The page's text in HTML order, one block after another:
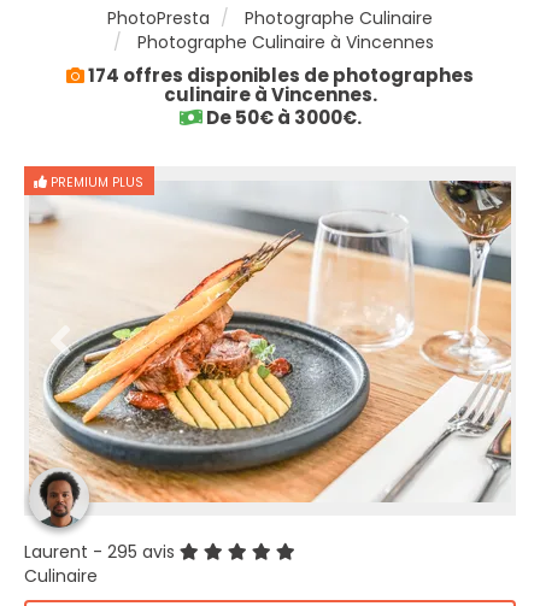
PhotoPresta
Photographe Culinaire
Photographe Culinaire à Vincennes
174 offres disponibles de photographes
culinaire à Vincennes.
De 50€ à 3000€.
PREMIUM PLUS
Laurent - 295 avis
Culinaire